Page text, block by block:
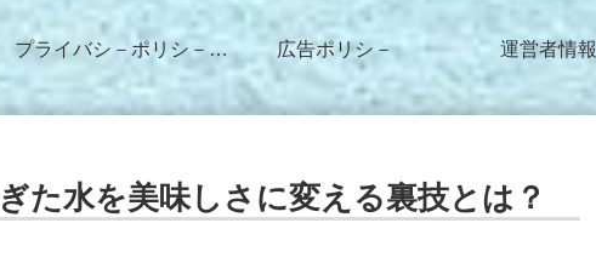
プライバシ－ポリシ－・免責事項 広告ポリシ－ 運営者情報
た水を美味しさに変える裏技とは？